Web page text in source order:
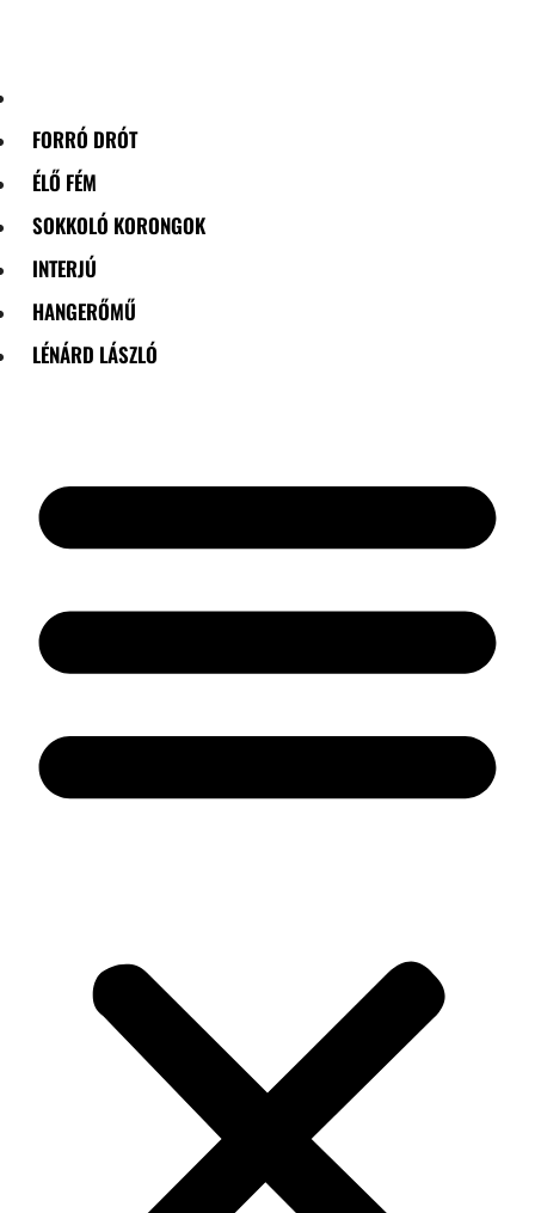
FORRÓ DRÓT
ÉLŐ FÉM
SOKKOLÓ KORONGOK
INTERJÚ
HANGERŐMŰ
LÉNÁRD LÁSZLÓ